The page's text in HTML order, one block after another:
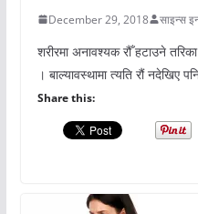
December 29, 2018 साइन्स
शरीरमा अनावश्यक रौँ हटाउने
। बाल्यावस्थामा त्यति रौं नदेखिए
Share this: